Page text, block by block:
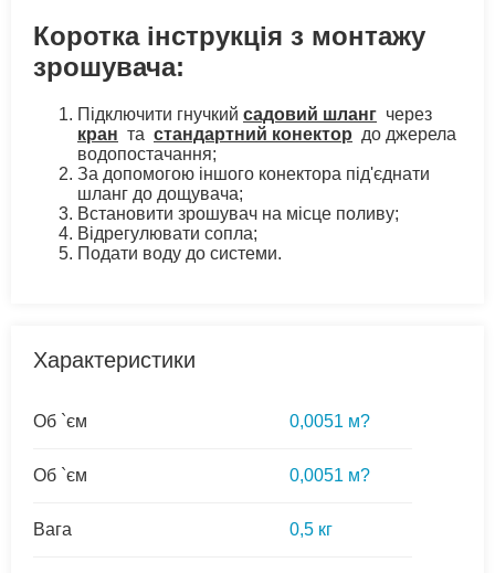
Коротка інструкція з монтажу
зрошувача:
Підключити гнучкий садовий шланг через
кран та стандартний конектор до джерела
водопостачання;
За допомогою іншого конектора під'єднати
шланг до дощувача;
Встановити зрошувач на місце поливу;
Відрегулювати сопла;
Подати воду до системи.
Характеристики
Об `єм 0,0051 м?
Об `єм 0,0051 м?
Вага 0,5 кг